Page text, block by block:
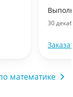
30
математике